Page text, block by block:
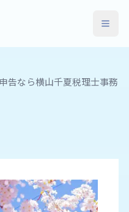
告なら横山千夏税理士事務